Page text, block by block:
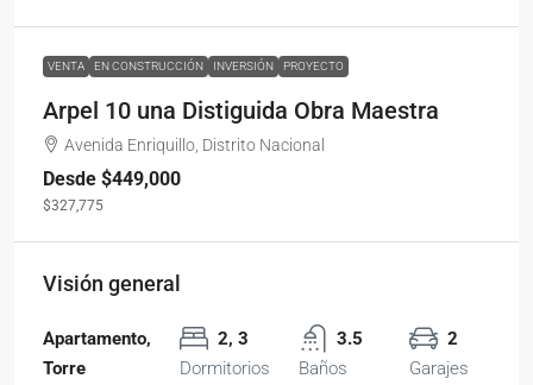
VENTA EN CONSTRUCCIÓN INVERSIÓN PROYECTO
Arpel 10 una Distiguida Obra Maestra
Avenida Enriquillo, Distrito Nacional
Desde $449,000
$327,775
Visión general
Apartamento,
Torre
2, 3
Dormitorios
3.5
Baños
2
Garajes